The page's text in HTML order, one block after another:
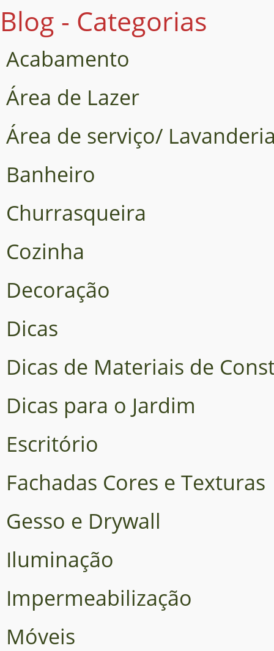
Blog - Categorias
Acabamento
Área de Lazer
Área de serviço/
Banheiro
Churrasqueira
Cozinha
Decoração
Dicas
Dicas de Materiais de
Dicas para o Jardim
Escritório
Fachadas Cores e Texturas
Gesso e Drywall
Iluminação
Impermeabilização
Móveis